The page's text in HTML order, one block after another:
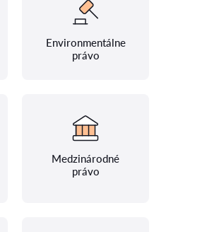
Environmentálne
právo
Medzinárodné
právo